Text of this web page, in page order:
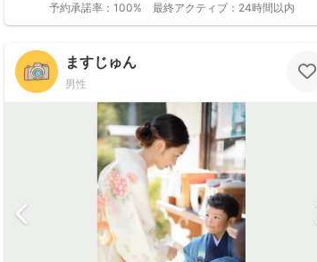
予約承諾率： 100% 最終アクティブ： 24時間以内
ますじゅん
男性
撮影基本料